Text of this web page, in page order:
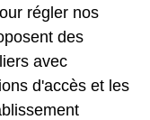
régler nos
des
avec
d'accès et les